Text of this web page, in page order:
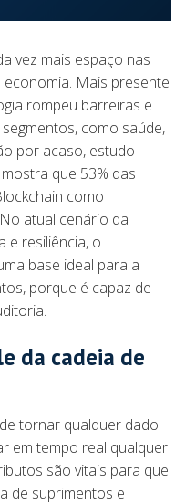
vez mais espaço nas
Mais presente
rompeu barreiras e
como saúde,
por acaso, estudo
que 53% das
como
atual cenário da
e resiliência, o
base ideal para a
porque é capaz de
da cadeia de
tornar qualquer dado
em tempo real qualquer
são vitais para que
de suprimentos e